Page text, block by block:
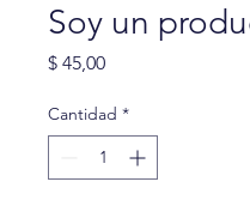
Soy un
$ 45,00Precio
Cantidad *